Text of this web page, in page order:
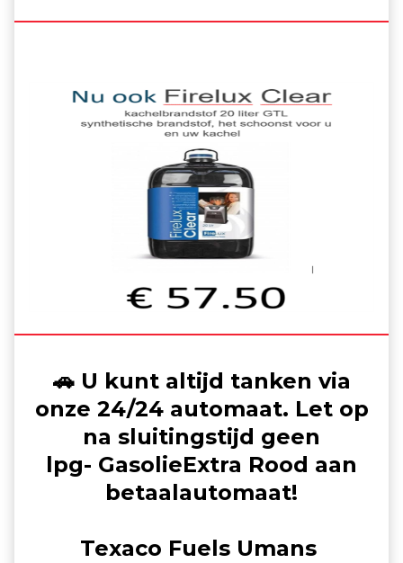
🚗 U kunt altijd tanken via
onze 24/24 automaat. Let op
na sluitingstijd geen
lpg- GasolieExtra Rood aan
betaalautomaat!
Texaco Fuels Umans